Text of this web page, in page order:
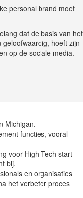
personal brand moet
dat de basis van het
hoeft zijn
op de sociale media.
Michigan.
functies, vooral
voor High Tech start-
bij.
en organisaties
het verbeter proces